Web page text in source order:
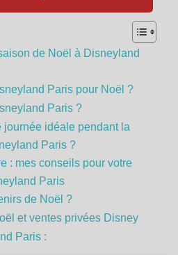
de Noël à Disneyland
Paris pour Noël ?
Paris ?
journée idéale pendant la
Paris ?
: mes conseils pour votre
Paris
de Noël ?
et ventes privées Disney
Paris :